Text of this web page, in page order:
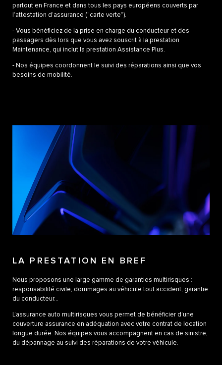
partout en France et dans tous les pays européens couverts par
l’attestation d’assurance (“carte verte”).​
- Vous bénéficiez de la prise en charge du conducteur et des
passagers dès lors que vous avez souscrit à la prestation
Maintenance, qui inclut la prestation Assistance Plus.​
- Nos équipes coordonnent le suivi des réparations ainsi que vos
besoins de mobilité.
LA PRESTATION EN BREF
Nous proposons une large gamme de garanties multirisques :
responsabilité civile, dommages au véhicule tout accident, garantie
du conducteur…
L’assurance auto multirisques vous permet de bénéficier d’une
couverture assurance en adéquation avec votre contrat de location
longue durée. Nos équipes vous accompagnent en cas de sinistre,
du dépannage au suivi des réparations de votre véhicule.